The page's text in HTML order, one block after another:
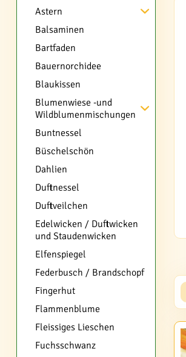
Astern
Balsaminen
Bartfaden
Bauernorchidee
Blaukissen
Blumenwiese -und
Wildblumenmischungen
Buntnessel
Büschelschön
Dahlien
Duftnessel
Duftveilchen
Edelwicken / Duftwicken
und Staudenwicken
Elfenspiegel
Federbusch / Brandschopf
Fingerhut
Flammenblume
Fleissiges Lieschen
Fuchsschwanz